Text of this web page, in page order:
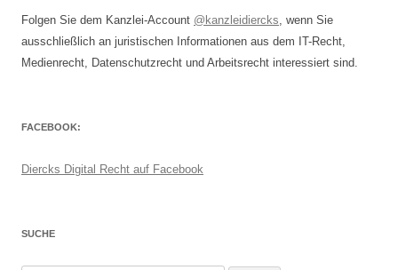
Folgen Sie dem Kanzlei-Account @kanzleidiercks, wenn Sie
ausschließlich an juristischen Informationen aus dem IT-Recht,
Medienrecht, Datenschutzrecht und Arbeitsrecht interessiert sind.
FACEBOOK:
Diercks Digital Recht auf Facebook
SUCHE